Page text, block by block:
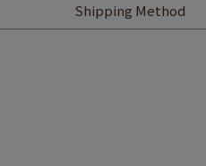
Shipping Method